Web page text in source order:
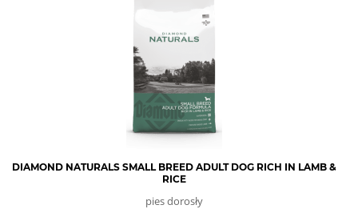
DIAMOND NATURALS SMALL BREED ADULT DOG RICH IN LAMB &
RICE
pies dorosły